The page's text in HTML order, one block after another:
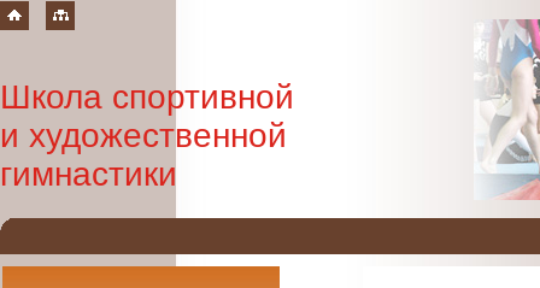
Школа спортивной
и художественной
гимнастики